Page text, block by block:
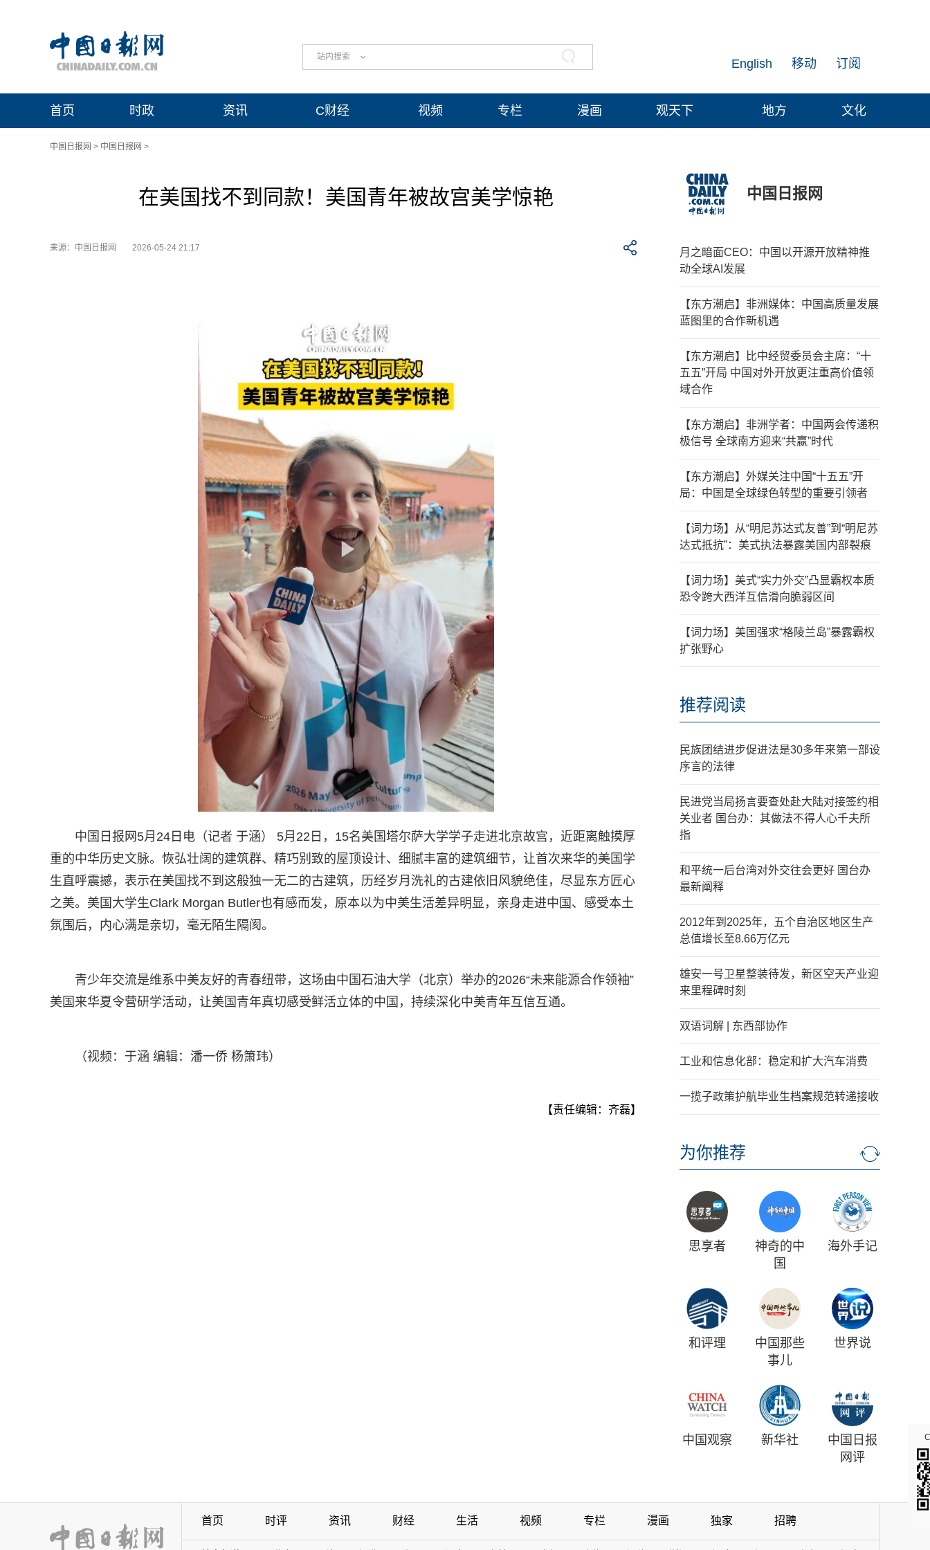
站内搜索 订阅
移动
English
首页 时政 资讯 C财经 视频 专栏 漫画 观天下 地方 文化
中国日报网 > 中国日报网 >
在美国找不到同款！美国青年被故宫美学惊艳
来源：中国日报网 2026-05-24 21:17
中国日报网5月24日电（记者 于涵） 5月22日，15名美国塔尔萨大学学子走进北京故宫，近距离触摸厚
重的中华历史文脉。恢弘壮阔的建筑群、精巧别致的屋顶设计、细腻丰富的建筑细节，让首次来华的美国学
生直呼震撼，表示在美国找不到这般独一无二的古建筑，历经岁月洗礼的古建依旧风貌绝佳，尽显东方匠心
之美。美国大学生Clark Morgan Butler也有感而发，原本以为中美生活差异明显，亲身走进中国、感受本土
氛围后，内心满是亲切，毫无陌生隔阂。
青少年交流是维系中美友好的青春纽带，这场由中国石油大学（北京）举办的2026“未来能源合作领袖”
美国来华夏令营研学活动，让美国青年真切感受鲜活立体的中国，持续深化中美青年互信互通。
（视频：于涵 编辑：潘一侨 杨箫玮）
【责任编辑：齐磊】
中国日报网
月之暗面CEO：中国以开源开放精神推
动全球AI发展
【东方潮启】非洲媒体：中国高质量发展
蓝图里的合作新机遇
【东方潮启】比中经贸委员会主席：“十
五五”开局 中国对外开放更注重高价值领
域合作
【东方潮启】非洲学者：中国两会传递积
极信号 全球南方迎来“共赢”时代
【东方潮启】外媒关注中国“十五五”开
局：中国是全球绿色转型的重要引领者
【词力场】从“明尼苏达式友善”到“明尼苏
达式抵抗”：美式执法暴露美国内部裂痕
【词力场】美式“实力外交”凸显霸权本质
恐令跨大西洋互信滑向脆弱区间
【词力场】美国强求“格陵兰岛”暴露霸权
扩张野心
推荐阅读
民族团结进步促进法是30多年来第一部设
序言的法律
民进党当局扬言要查处赴大陆对接签约相
关业者 国台办：其做法不得人心千夫所
指
和平统一后台湾对外交往会更好 国台办
最新阐释
2012年到2025年，五个自治区地区生产
总值增长至8.66万亿元
雄安一号卫星整装待发，新区空天产业迎
来里程碑时刻
双语词解 | 东西部协作
工业和信息化部：稳定和扩大汽车消费
一揽子政策护航毕业生档案规范转递接收
为你推荐
思享者
神奇的中
国
海外手记
和评理
中国那些
事儿
世界说
中国观察 新华社
中国日报
网评
首页 时评 资讯 财经 生活 视频 专栏 漫画 独家 招聘